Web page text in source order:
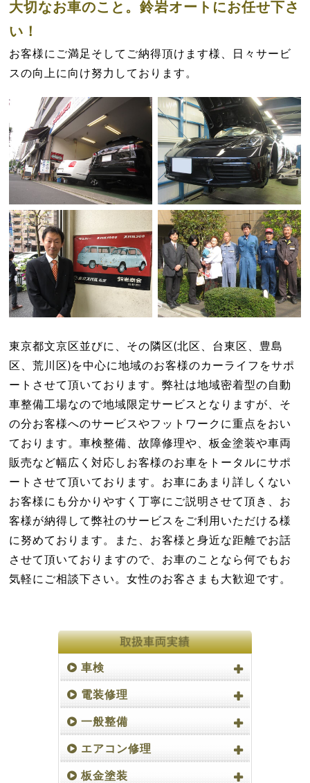
大切なお車のこと。鈴岩オートにお任せ下さ
い！
お客様にご満足そしてご納得頂けます様、日々サービ
スの向上に向け努力しております。
東京都文京区並びに、その隣区(北区、台東区、豊島
区、荒川区)を中心に地域のお客様のカーライフをサポ
ートさせて頂いております。弊社は地域密着型の自動
車整備工場なので地域限定サービスとなりますが、そ
の分お客様へのサービスやフットワークに重点をおい
ております。車検整備、故障修理や、板金塗装や車両
販売など幅広く対応しお客様のお車をトータルにサポ
ートさせて頂いております。お車にあまり詳しくない
お客様にも分かりやすく丁寧にご説明させて頂き、お
客様が納得して弊社のサービスをご利用いただける様
に努めております。また、お客様と身近な距離でお話
させて頂いておりますので、お車のことなら何でもお
気軽にご相談下さい。女性のお客さまも大歓迎です。
車検
電装修理
一般整備
エアコン修理
板金塗装